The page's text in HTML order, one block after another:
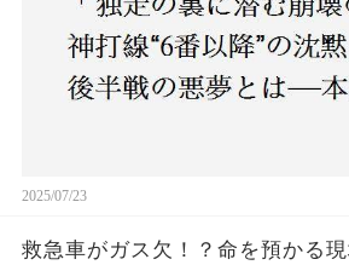
2025/07/23
救急車がガス欠！？命を預かる